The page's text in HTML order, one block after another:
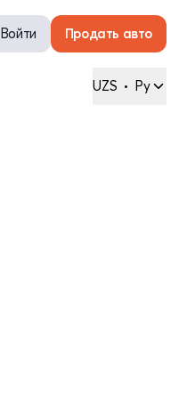
Войти Продать авто
UZS • Ру